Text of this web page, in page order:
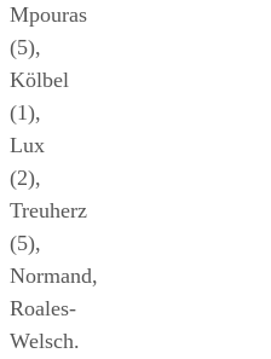
Mpouras
(5),
Kölbel
(1),
Lux
(2),
Treuherz
(5),
Normand,
Roales-
Welsch.